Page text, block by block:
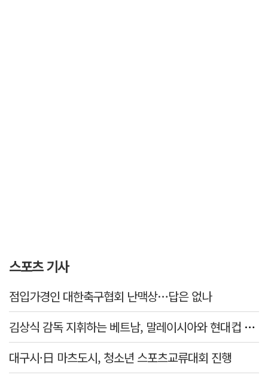
스포츠 기사
점입가경인 대한축구협회 난맥상…답은 없나
김상식 감독 지휘하는 베트남, 말레이시아와 현대컵 4강 격돌
대구시·日 마츠도시, 청소년 스포츠교류대회 진행